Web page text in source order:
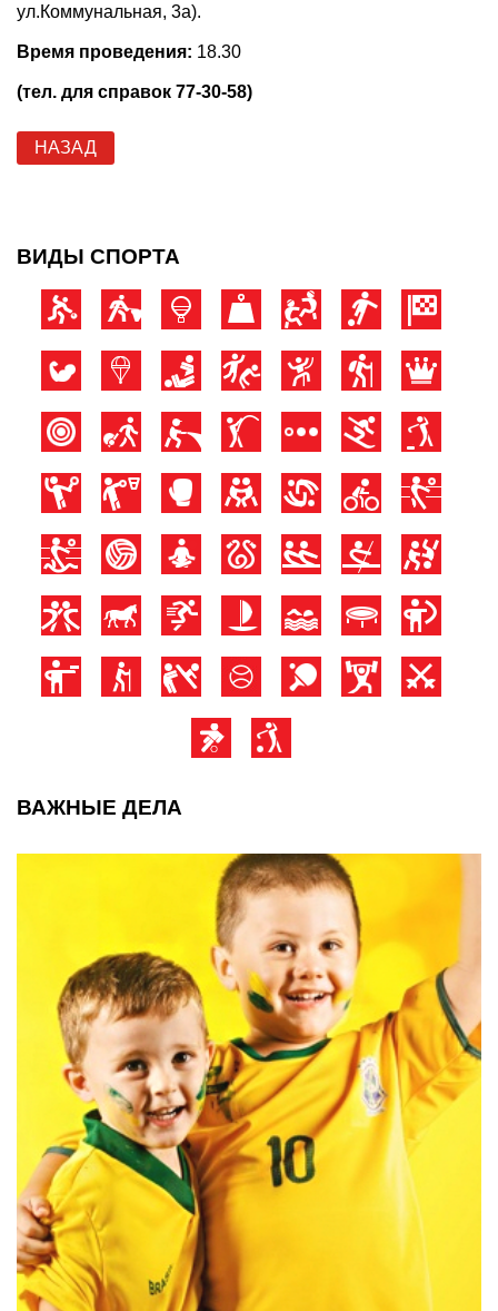
ул.Коммунальная, 3а).
Время проведения: 18.30
(тел. для справок 77-30-58)
НАЗАД
ВИДЫ СПОРТА
ВАЖНЫЕ ДЕЛА